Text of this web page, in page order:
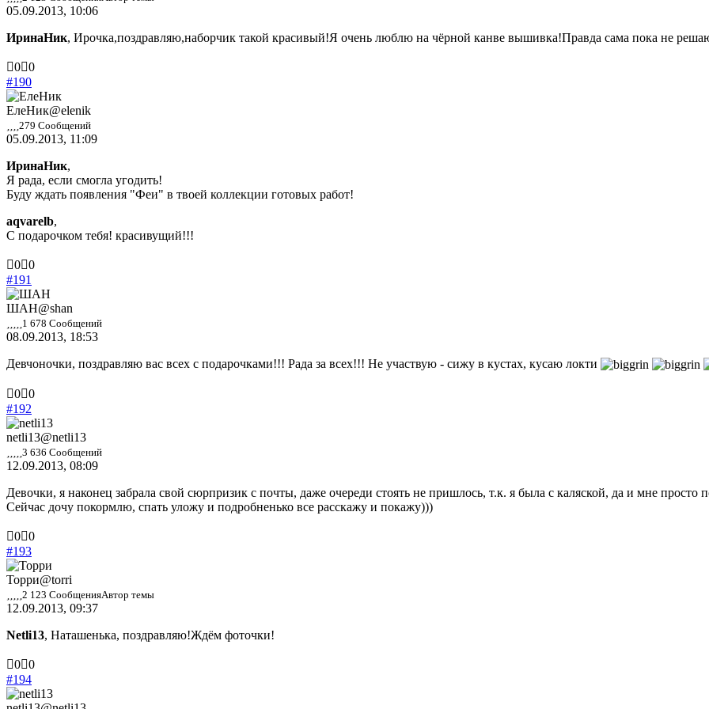
05.09.2013, 10:06
ИринаНик, Ирочка,поздравляю,наборчик такой красивый!Я очень люблю на чёрной канве вышивка!Правда сама пока не
Голосуйте
-
палец
вниз.
0 Голосуйте
-
палец
вверх.
0
#190
ЕлеНик@elenik
279 Сообщений
05.09.2013, 11:09
ИринаНик,
Я рада, если смогла угодить!
Буду ждать появления "Феи" в твоей коллекции готовых работ!
aqvarelb,
С подарочком тебя! красивущий!!!
Голосуйте
-
палец
вниз.
0 Голосуйте
-
палец
вверх.
0
#191
ШАН@shan
1 678 Сообщений
08.09.2013, 18:53
Девчоночки, поздравляю вас всех с подарочками!!! Рада за всех!!! Не участвую - сижу в кустах, кусаю локти
Голосуйте
-
палец
вниз.
0 Голосуйте
-
палец
вверх.
0
#192
netli13@netli13
3 636 Сообщений
12.09.2013, 08:09
Девочки, я наконец забрала свой сюрпризик с почты, даже очереди стоять не пришлось, т.к. я была с каляской, да и мне
Сейчас дочу покормлю, спать уложу и подробненько все расскажу и покажу)))
Голосуйте
-
палец
вниз.
0 Голосуйте
-
палец
вверх.
0
#193
Торри@torri
2 123 СообщенияАвтор темы
12.09.2013, 09:37
Netli13, Наташенька, поздравляю!Ждём фоточки!
Голосуйте
-
палец
вниз.
0 Голосуйте
-
палец
вверх.
0
#194